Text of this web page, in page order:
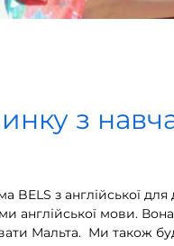
з
з англійської для
англійської мови.
Мальта. Ми також